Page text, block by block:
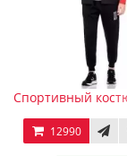
Спортивный
12990